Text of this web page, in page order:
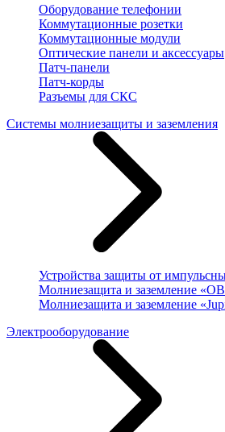
Оборудование телефонии
Коммутационные розетки
Коммутационные модули
Оптические панели и аксессуары
Патч-панели
Патч-корды
Разъемы для СКС
Системы молниезащиты и заземления
Устройства защиты от
Молниезащита и заземление
Молниезащита и заземление
Электрооборудование